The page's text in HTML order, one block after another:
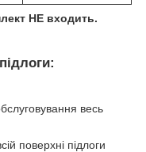
НЕ входить.
весь
поверхні підлоги